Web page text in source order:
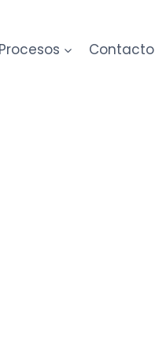
Procesos Contacto